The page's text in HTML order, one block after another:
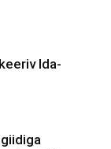
Ida-